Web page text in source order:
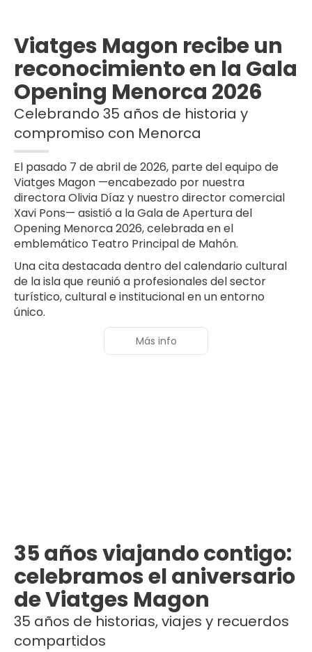
Viatges Magon recibe un
reconocimiento en la Gala
Opening Menorca 2026
Celebrando 35 años de historia y
compromiso con Menorca
El pasado 7 de abril de 2026, parte del equipo de
Viatges Magon —encabezado por nuestra
directora Olivia Díaz y nuestro director comercial
Xavi Pons— asistió a la Gala de Apertura del
Opening Menorca 2026, celebrada en el
emblemático Teatro Principal de Mahón.
Una cita destacada dentro del calendario cultural
de la isla que reunió a profesionales del sector
turístico, cultural e institucional en un entorno
único.
Más info
35 años viajando contigo:
celebramos el aniversario
de Viatges Magon
35 años de historias, viajes y recuerdos
compartidos